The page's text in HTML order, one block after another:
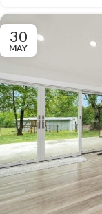
30
MAY